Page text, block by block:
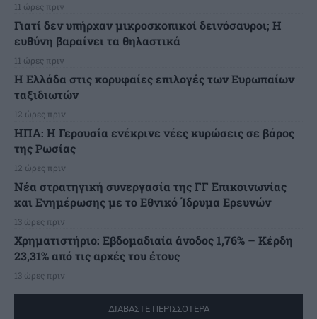
11 ώρες πριν
Γιατί δεν υπήρχαν μικροσκοπικοί δεινόσαυροι; Η
ευθύνη βαραίνει τα θηλαστικά
11 ώρες πριν
Η Ελλάδα στις κορυφαίες επιλογές των Ευρωπαίων
ταξιδιωτών
12 ώρες πριν
ΗΠΑ: Η Γερουσία ενέκρινε νέες κυρώσεις σε βάρος
της Ρωσίας
12 ώρες πριν
Νέα στρατηγική συνεργασία της ΓΓ Επικοινωνίας
και Ενημέρωσης με το Εθνικό Ίδρυμα Ερευνών
13 ώρες πριν
Χρηματιστήριο: Εβδομαδιαία άνοδος 1,76% – Κέρδη
23,31% από τις αρχές του έτους
13 ώρες πριν
ΔΙΑΒΑΣΤΕ ΠΕΡΙΣΣΟΤΕΡΑ